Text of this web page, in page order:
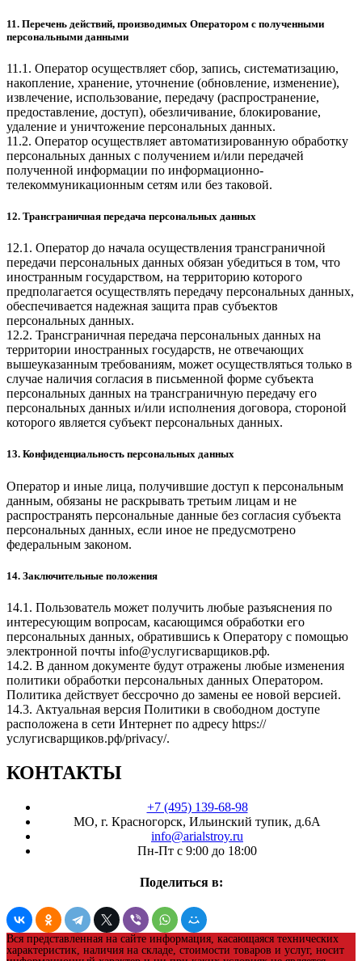
11. Перечень действий, производимых Оператором с полученными
персональными данными
11.1. Оператор осуществляет сбор, запись, систематизацию,
накопление, хранение, уточнение (обновление, изменение),
извлечение, использование, передачу (распространение,
предоставление, доступ), обезличивание, блокирование,
удаление и уничтожение персональных данных.
11.2. Оператор осуществляет автоматизированную обработку
персональных данных с получением и/или передачей
полученной информации по информационно-
телекоммуникационным сетям или без таковой.
12. Трансграничная передача персональных данных
12.1. Оператор до начала осуществления трансграничной
передачи персональных данных обязан убедиться в том, что
иностранным государством, на территорию которого
предполагается осуществлять передачу персональных данных,
обеспечивается надежная защита прав субъектов
персональных данных.
12.2. Трансграничная передача персональных данных на
территории иностранных государств, не отвечающих
вышеуказанным требованиям, может осуществляться только в
случае наличия согласия в письменной форме субъекта
персональных данных на трансграничную передачу его
персональных данных и/или исполнения договора, стороной
которого является субъект персональных данных.
13. Конфиденциальность персональных данных
Оператор и иные лица, получившие доступ к персональным
данным, обязаны не раскрывать третьим лицам и не
распространять персональные данные без согласия субъекта
персональных данных, если иное не предусмотрено
федеральным законом.
14. Заключительные положения
14.1. Пользователь может получить любые разъяснения по
интересующим вопросам, касающимся обработки его
персональных данных, обратившись к Оператору с помощью
электронной почты info@услугисварщиков.рф.
14.2. В данном документе будут отражены любые изменения
политики обработки персональных данных Оператором.
Политика действует бессрочно до замены ее новой версией.
14.3. Актуальная версия Политики в свободном доступе
расположена в сети Интернет по адресу https://
услугисварщиков.рф/privacy/.
КОНТАКТЫ
+7 (495) 139-68-98
МО, г. Красногорск, Ильинский тупик, д.6А
info@arialstroy.ru
Пн-Пт с 9:00 до 18:00
Поделиться в:
Вся представленная на сайте информация, касающаяся технических
характеристик, наличия на складе, стоимости товаров и услуг, носит